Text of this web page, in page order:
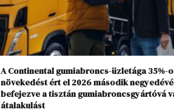
A Continental gumiabroncs-üzletága 35%-
növekedést ért el 2026 második
befejezve a tisztán gumiabroncsgyártóvá
átalakulást